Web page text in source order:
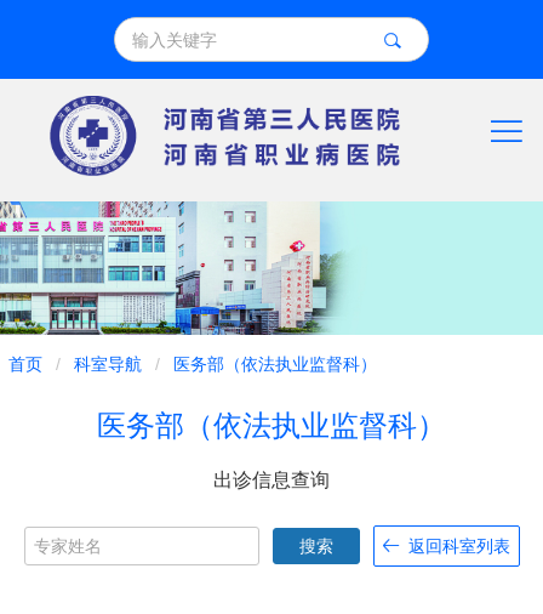
导
首页 / 科室导航 / 医务部（依法执业监督科）
医务部（依法执业监督科）
出诊信息查询
搜索 返回科室列表